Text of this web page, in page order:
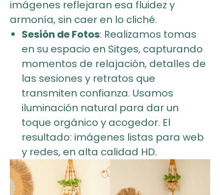
imágenes reflejaran esa fluidez y
armonía, sin caer en lo cliché.
Sesión de Fotos: Realizamos tomas
en su espacio en Sitges, capturando
momentos de relajación, detalles de
las sesiones y retratos que
transmiten confianza. Usamos
iluminación natural para dar un
toque orgánico y acogedor. El
resultado: imágenes listas para web
y redes, en alta calidad HD.